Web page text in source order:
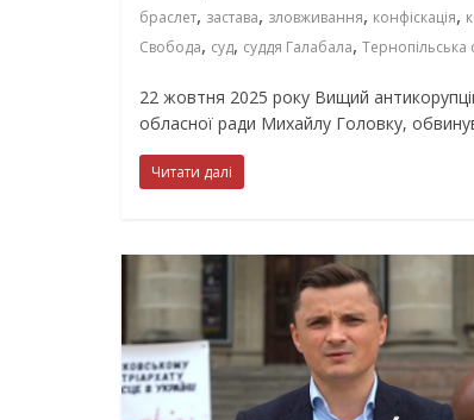
браслет, застава, зловживання, конфіскація,
Свобода, суд, суддя Галабала, Тернопільська
22 жовтня 2025 року Вищий
обласної ради Михайлу Головку,
Читати далі